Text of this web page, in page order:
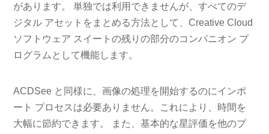
があります。 単独では利用できませんが、すべてのデ
ジタル アセットをまとめる方法として、Creative Cloud
ソフトウェア スイートの残りの部分のコンパニオン プ
ログラムとして機能します。
ACDSee と同様に、画像の処理を開始するのにインポ
ート プロセスは必要ありません。これにより、時間を
大幅に節約できます。 また、基本的な星評価を他のプ